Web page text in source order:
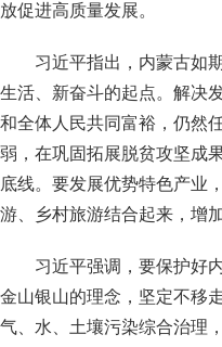
放促进高质量发展。
习近平指出，内蒙古如
生活、新奋斗的起点。解决
和全体人民共同富裕，仍然
弱，在巩固拓展脱贫攻坚成
底线。要发展优势特色产业
游、乡村旅游结合起来，增
习近平强调，要保护好
金山银山的理念，坚定不移
气、水、土壤污染综合治理